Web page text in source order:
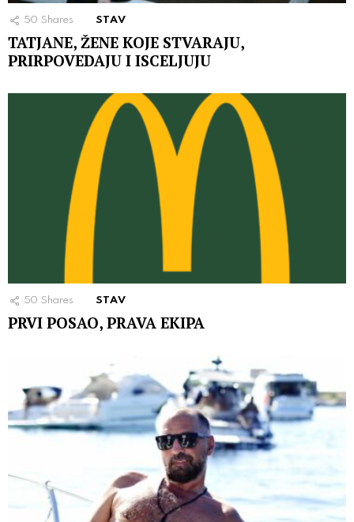
50 Shares STAV
TATJANE, ŽENE KOJE STVARAJU,
PRIRPOVEDAJU I ISCELJUJU
50 Shares STAV
PRVI POSAO, PRAVA EKIPA